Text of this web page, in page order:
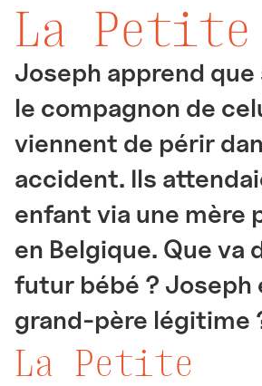
La Petite
Joseph apprend
le compagnon de
viennent de périr
accident. Ils
enfant via une mère
en Belgique. Que va
futur bébé ? Joseph
grand-père légitime
La Petite